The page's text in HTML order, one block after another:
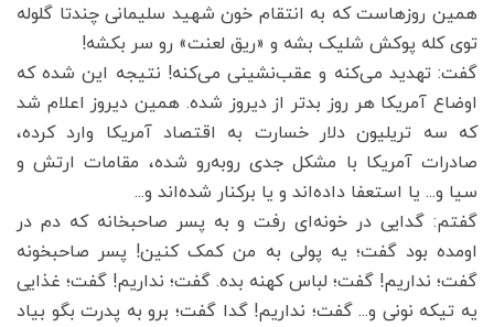
همین روزهاست که به انتقام خون شهید سلیمانی چندتا گلوله
توی کله پوکش شلیک بشه و «ریق لعنت» رو سر بکشه!
گفت: تهدید می‌کنه و عقب‌نشینی می‌کنه! نتیجه این شده که
اوضاع آمریکا هر روز بدتر از دیروز شده. همین دیروز اعلام شد
که سه تریلیون دلار خسارت به اقتصاد آمریکا وارد کرده،
صادرات آمریکا با مشکل جدی رو‌به‌رو شده، مقامات ارتش و
سیا و‌... یا استعفا داده‌اند و یا برکنار شده‌اند و‌...
گفتم: گدایی در خونه‌ای رفت و به پسر صاحبخانه که دم در
اومده بود گفت؛ یه پولی به من کمک کنین! پسر صاحبخونه
گفت؛ نداریم! گفت؛ لباس کهنه بده. گفت؛ نداریم! گفت؛ غذایی
یه تیکه نونی و‌... گفت؛ نداریم! گدا گفت؛ برو به پدرت بگو بیاد